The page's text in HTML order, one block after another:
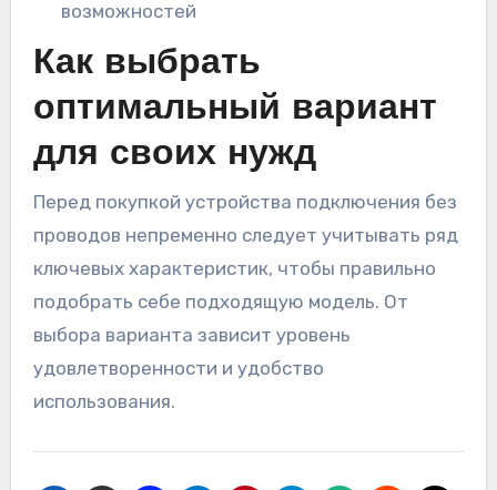
возможностей
Как выбрать
оптимальный вариант
для своих нужд
Перед покупкой устройства подключения без
проводов непременно следует учитывать ряд
ключевых характеристик, чтобы правильно
подобрать себе подходящую модель. От
выбора варианта зависит уровень
удовлетворенности и удобство
использования.